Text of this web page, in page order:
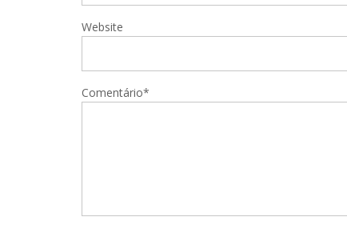
Website
Comentário*